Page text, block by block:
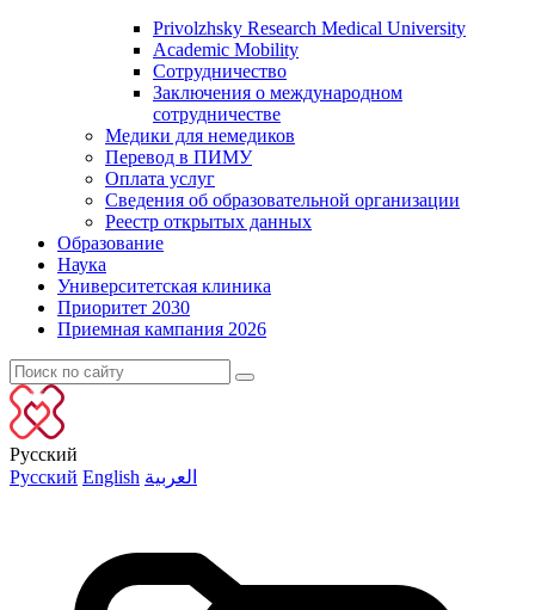
Privolzhsky Research Medical University
Academic Mobility
Сотрудничество
Заключения о международном
сотрудничестве
Медики для немедиков
Перевод в ПИМУ
Оплата услуг
Сведения об образовательной организации
Реестр открытых данных
Образование
Наука
Университетская клиника
Приоритет 2030
Приемная кампания 2026
Русский
Русский English العربية